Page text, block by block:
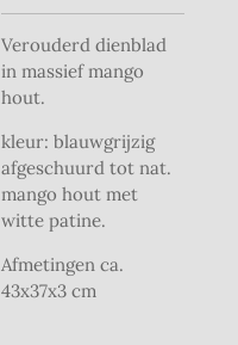
Verouderd dienblad
in massief mango
hout.
kleur: blauwgrijzig
afgeschuurd tot nat.
mango hout met
witte patine.
Afmetingen ca.
43x37x3 cm